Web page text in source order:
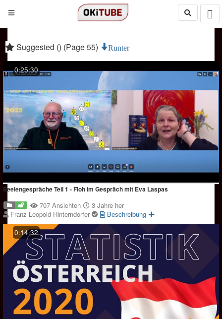
Suggested () (Page 55) Runter
0:25:30
Seelengespräche Teil 1 - Floh im Gespräch mit Eva Laspas
707 Ansichten
3 Jahre her
Franz Leopold Hinterndorfer
Beschreibung
0:14:32